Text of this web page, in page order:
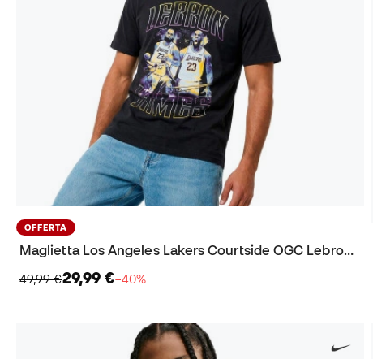
OFFERTA
Maglietta Los Angeles Lakers Courtside OGC Lebron James
49,99 €29,99 €−40%